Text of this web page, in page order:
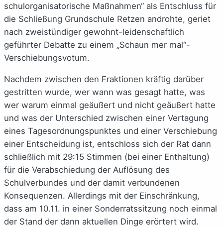
schulorganisatorische Maßnahmen“ als Entschluss für
die Schließung Grundschule Retzen androhte, geriet
nach zweistündiger gewohnt-leidenschaftlich
geführter Debatte zu einem „Schaun mer mal“-
Verschiebungsvotum.
Nachdem zwischen den Fraktionen kräftig darüber
gestritten wurde, wer wann was gesagt hatte, was
wer warum einmal geäußert und nicht geäußert hatte
und was der Unterschied zwischen einer Vertagung
eines Tagesordnungspunktes und einer Verschiebung
einer Entscheidung ist, entschloss sich der Rat dann
schließlich mit 29:15 Stimmen (bei einer Enthaltung)
für die Verabschiedung der Auflösung des
Schulverbundes und der damit verbundenen
Konsequenzen. Allerdings mit der Einschränkung,
dass am 10.11. in einer Sonderratssitzung noch einmal
der Stand der dann aktuellen Dinge erörtert wird.